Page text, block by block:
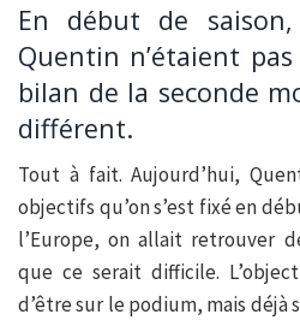
En début de
Quentin n’étaient
bilan de la seconde
différent.
Tout à fait. Aujourd’hui,
objectifs qu’on s’est fixé en
l’Europe, on allait retrouver
que ce serait difficile.
d’être sur le podium, mais déjà